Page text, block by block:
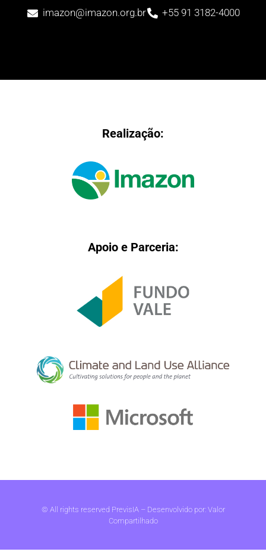
imazon@imazon.org.br +55 91 3182-4000
Realização:
Apoio e Parceria:
© All rights reserved PrevisIA – Desenvolvido por: Valor
Compartilhado